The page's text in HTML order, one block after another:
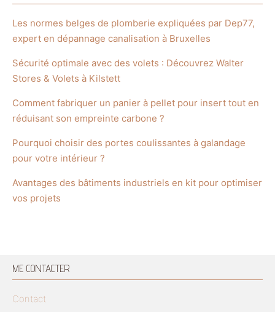
Les normes belges de plomberie expliquées par Dep77,
expert en dépannage canalisation à Bruxelles
Sécurité optimale avec des volets : Découvrez Walter
Stores & Volets à Kilstett
Comment fabriquer un panier à pellet pour insert tout en
réduisant son empreinte carbone ?
Pourquoi choisir des portes coulissantes à galandage
pour votre intérieur ?
Avantages des bâtiments industriels en kit pour optimiser
vos projets
ME CONTACTER
Contact